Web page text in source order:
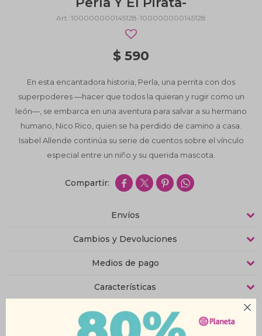

100000000145128-100000000145128
$ 590
En esta encantadora historia, Perla, una perrita con dos
superpoderes —hacer que todos la quieran y rugir como un
león—, se embarca en una aventura para salvar a su hermano
humano, Nico Rico, quien se ha perdido de camino a casa.
Isabel Allende continúa su serie de cuentos sobre el vínculo
especial entre un niño y su querida mascota.
   
Envíos
Cambios y Devoluciones
Medios de pago
Características